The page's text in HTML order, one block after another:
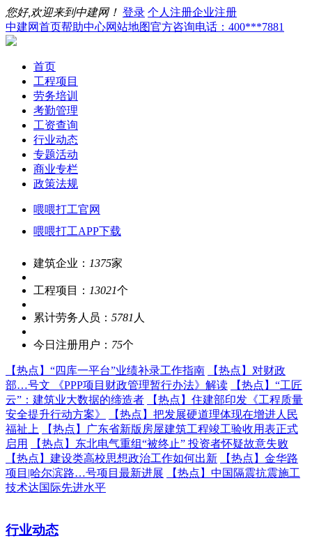
您好,欢迎来到中建网！ 登录 个人注册企业注册
中建网首页帮助中心网站地图官方咨询电话：400***7881
首页
工程项目
劳务培训
考勤管理
工资查询
行业动态
专题活动
商业专栏
政策法规
喂喂打工官网
喂喂打工APP下载
建筑企业： 1375家
工程项目： 13021个
累计劳务人员： 5781 人
今日注册用户： 75个
【热点】 “四库一平台”业绩补录工作指南 【热点】 对财政
部…号文 《PPP项目财政管理暂行办法》解读
【热点】 “工匠
云”：建筑业大数据的缔造者
【热点】 住建部印发《工程质量
安全提升行动方案》
【热点】 把发展硬道理体现在增进人民
福祉上
【热点】
广东省新版房屋建筑工程竣工验收用表正式
启用
【热点】 东北电气重组“被终止” 投资者怀疑故意失败
【热点】 建设类高校思想政治工作如何出新 【热点】 金华路
项目|哈尔滨路…号项目最新进展
【热点】 中国隔震抗震施工
技术达国际先进水平
行业动态